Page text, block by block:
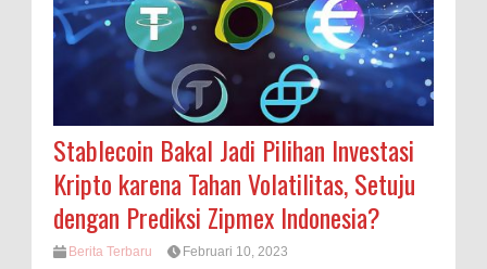
Stablecoin Bakal Jadi Pilihan Investasi
Kripto karena Tahan Volatilitas, Setuju
dengan Prediksi Zipmex Indonesia?
Berita Terbaru Februari 10, 2023